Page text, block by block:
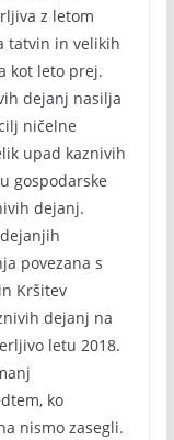
z letom
tatvin in velikih
kot leto prej.
dejanj nasilja
ničelne
upad kaznivih
gospodarske
dejanj.
povezana s
Kršitev
dejanj na
letu 2018.
ko
nismo zasegli.